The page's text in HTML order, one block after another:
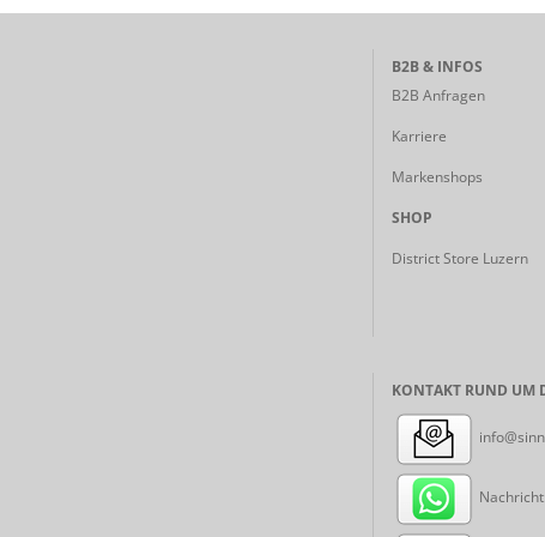
B2B & INFOS
B2B Anfragen
Karriere
Markenshops
SHOP
District Store Luzern
KONTAKT RUND UM
Nachricht: